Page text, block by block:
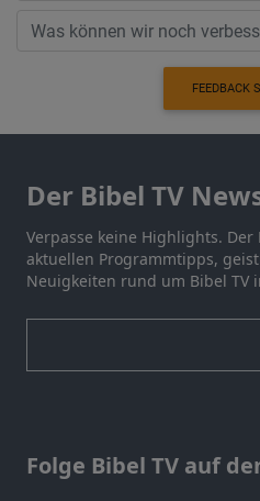
FEEDBACK
Der Bibel TV
Verpasse keine Highlights.
aktuellen Programmtipps,
Neuigkeiten rund um Bibel TV
Folge Bibel TV auf